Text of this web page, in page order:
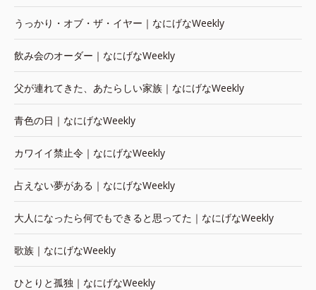
うっかり・オブ・ザ・イヤー｜なにげなWeekly
飲み会のオーダー｜なにげなWeekly
父が連れてきた、あたらしい家族｜なにげなWeekly
青色の日｜なにげなWeekly
カワイイ禁止令｜なにげなWeekly
占えない夢がある｜なにげなWeekly
大人になったら何でもできると思ってた｜なにげなWeekly
歌族｜なにげなWeekly
ひとりと孤独｜なにげなWeekly